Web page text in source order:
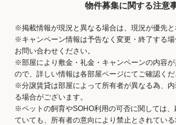
物件募集に関する注意
※掲載情報が現況と異なる場合は、現況が優先と
※キャンペーン情報は予告なく変更・終了する
お問い合わせください。
※部屋により敷金・礼金・キャンペーンの内容
ので、詳しい情報は各部屋ページにてご確認くだ
※分譲賃貸は部屋によって所有者が異なる為、
る場合がございます。
※ペットの飼育やSOHO利用の可否に関しては、
ていても、所有者の意向により禁止とされてい